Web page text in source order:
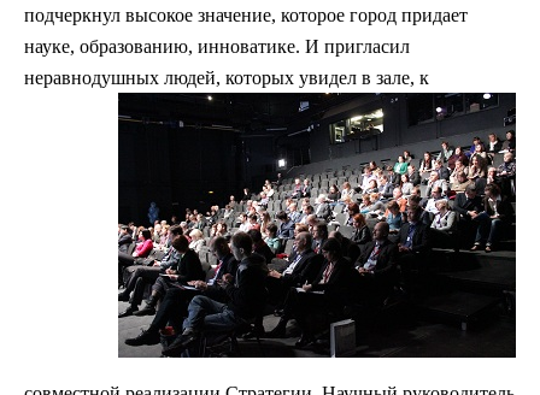
подчеркнул высокое значение, которое город придает
науке, образованию, инноватике. И пригласил
неравнодушных людей, которых увидел в зале, к